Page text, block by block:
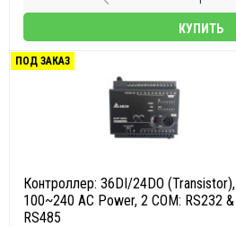
КУПИТЬ
ПОД ЗАКАЗ
Контроллер: 36DI/24DO (Transistor),
100~240 AC Power, 2 COM: RS232 &
RS485